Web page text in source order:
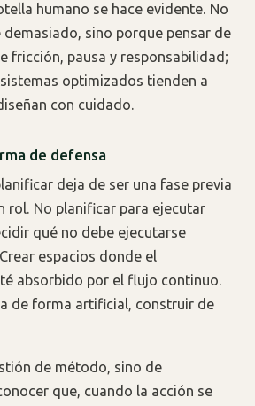
humano se hace evidente. No
demasiado, sino porque pensar de
fricción, pausa y responsabilidad;
optimizados tienden a
con cuidado.
de defensa
deja de ser una fase previa
rol. No planificar para ejecutar
qué no debe ejecutarse
espacios donde el
absorbido por el flujo continuo.
de forma artificial, construir de
de método, sino de
que, cuando la acción se